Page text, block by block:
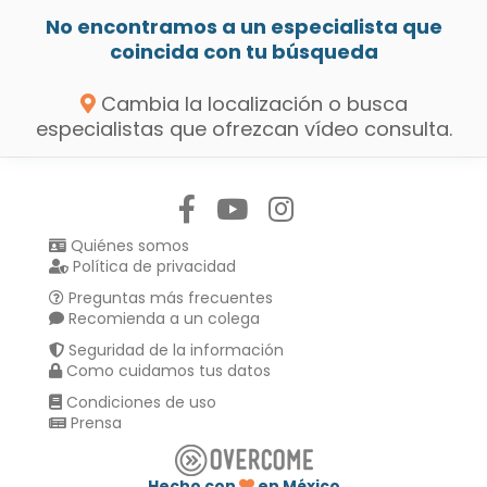
No encontramos a un especialista que
coincida con tu búsqueda
Cambia la localización o busca
especialistas que ofrezcan vídeo consulta.
Quiénes somos
Política de privacidad
Preguntas más frecuentes
Recomienda a un colega
Seguridad de la información
Como cuidamos tus datos
Condiciones de uso
Prensa